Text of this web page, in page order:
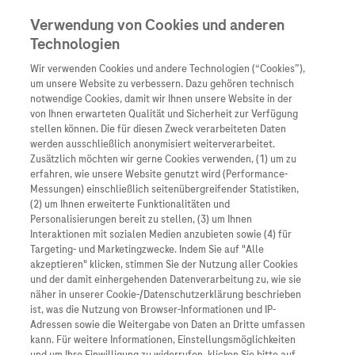
Unternehmen
Übersicht
Wer wir sind
Was uns antreibt
Unsere Standorte
Roche Stories
Events
Innovation
Übersicht
Forschung
Personalisierte
Digitalisierung
Blog Zukunftslabor
Übersicht
Unser Service für
Informationen zu
Diagnostik ist
Klinische Studien
Arzneimittel
Übersicht
Arzneimittel A-Z
Roche Pipeline
Roche Fachportal
Diagnostik
Kontakt
Presse
Karriere
Verwendung von Cookies und anderen
Technologien
Wir verwenden Cookies und andere Technologien (“Cookies”),
um unsere Website zu verbessern. Dazu gehören technisch
notwendige Cookies, damit wir Ihnen unsere Website in der
von Ihnen erwarteten Qualität und Sicherheit zur Verfügung
stellen können. Die für diesen Zweck verarbeiteten Daten
werden ausschließlich anonymisiert weiterverarbeitet.
Zusätzlich möchten wir gerne Cookies verwenden, (1) um zu
erfahren, wie unsere Website genutzt wird (Performance-
Messungen) einschließlich seitenübergreifender Statistiken,
(2) um Ihnen erweiterte Funktionalitäten und
Personalisierungen bereit zu stellen, (3) um Ihnen
Interaktionen mit sozialen Medien anzubieten sowie (4) für
Targeting- und Marketingzwecke. Indem Sie auf "Alle
akzeptieren" klicken, stimmen Sie der Nutzung aller Cookies
und der damit einhergehenden Datenverarbeitung zu, wie sie
näher in unserer Cookie-/Datenschutzerklärung beschrieben
ist, was die Nutzung von Browser-Informationen und IP-
Adressen sowie die Weitergabe von Daten an Dritte umfassen
kann. Für weitere Informationen, Einstellungsmöglichkeiten